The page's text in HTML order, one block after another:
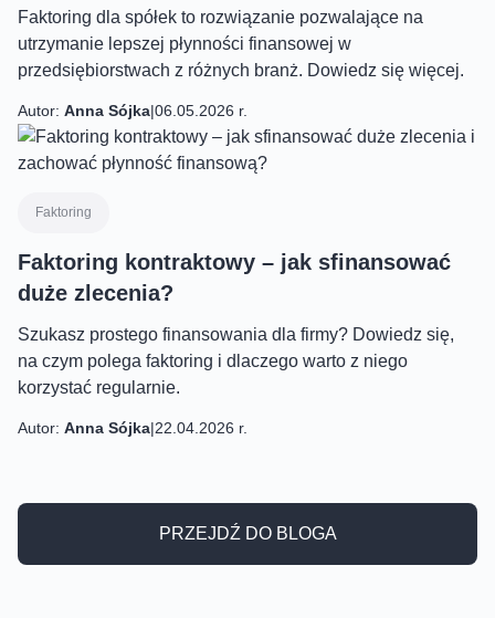
Faktoring dla spółek to rozwiązanie pozwalające na
utrzymanie lepszej płynności finansowej w
przedsiębiorstwach z różnych branż. Dowiedz się więcej.
Autor: Anna Sójka|06.05.2026 r.
Faktoring
Faktoring kontraktowy – jak sfinansować
duże zlecenia?
Szukasz prostego finansowania dla firmy? Dowiedz się,
na czym polega faktoring i dlaczego warto z niego
korzystać regularnie.
Autor: Anna Sójka|22.04.2026 r.
PRZEJDŹ DO BLOGA